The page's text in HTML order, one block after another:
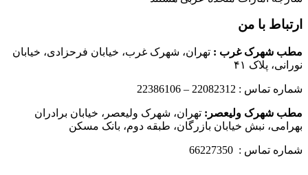
ارتباط با من
مطب شهرک غرب : تهران، شهرک غرب، خیابان فرحزادی، خیابان
نورانی، پلاک ۴۱
شماره تماس : 22082312 – 22386106
مطب شهرک ولیعصر: تهران، شهرک ولیعصر، خیابان برادران
بهرامی، نبش خیابان بازرگان، طبقه دوم، بانک مسکن
شماره تماس : 66227350